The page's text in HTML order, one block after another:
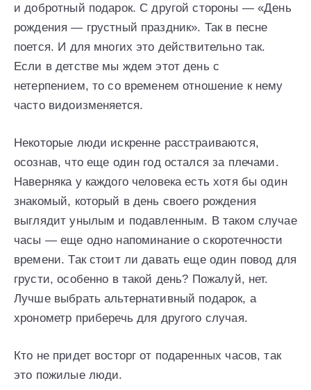
и добротный подарок. С другой стороны — «День
рождения — грустный праздник». Так в песне
поется. И для многих это действительно так.
Если в детстве мы ждем этот день с
нетерпением, то со временем отношение к нему
часто видоизменяется.
Некоторые люди искренне расстраиваются,
осознав, что еще один год остался за плечами.
Наверняка у каждого человека есть хотя бы один
знакомый, который в день своего рождения
выглядит унылым и подавленным. В таком случае
часы — еще одно напоминание о скоротечности
времени. Так стоит ли давать еще один повод для
грусти, особенно в такой день? Пожалуй, нет.
Лучше выбрать альтернативный подарок, а
хронометр приберечь для другого случая.
Кто не придет восторг от подаренных часов, так
это пожилые люди.